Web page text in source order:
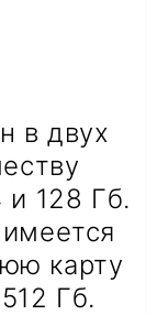
в двух
и 128 Гб.
карту
Гб.